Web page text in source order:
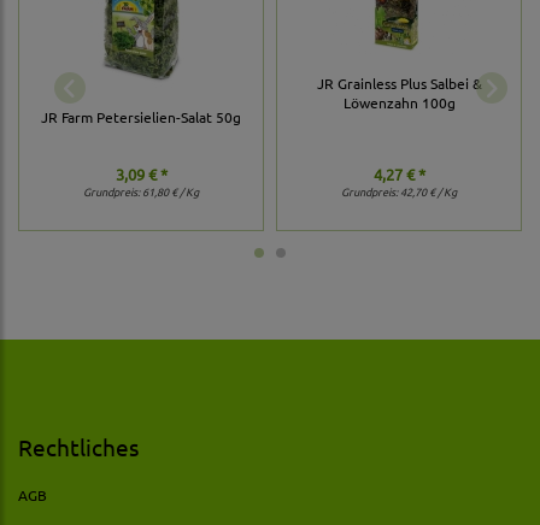
JR Farm Petersielien-Salat 50g
3,09 € *
Grundpreis:61,80 € / Kg
JR Grainless Plus Salbei &
Löwenzahn 100g
4,27 € *
Grundpreis:42,70 € / Kg
Rechtliches
AGB